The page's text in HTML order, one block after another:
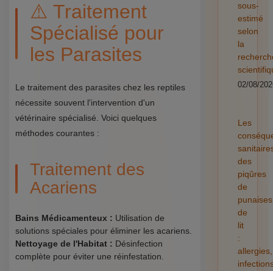
⚠️ Traitement
Spécialisé pour
les Parasites
Le traitement des parasites chez les reptiles
nécessite souvent l'intervention d'un
vétérinaire spécialisé. Voici quelques
méthodes courantes :
Traitement des
Acariens
Bains Médicamenteux : Utilisation de
solutions spéciales pour éliminer les acariens.
Nettoyage de l'Habitat : Désinfection
complète pour éviter une réinfestation.
sous-
estimé
selon
la
02/08/
Les
des
piqûres
de
punaises
de
lit
:
allergies,